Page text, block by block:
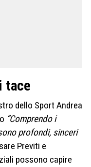
tace
dello Sport Andrea
“Comprendo i
profondi, sinceri
Previti e
possono capire